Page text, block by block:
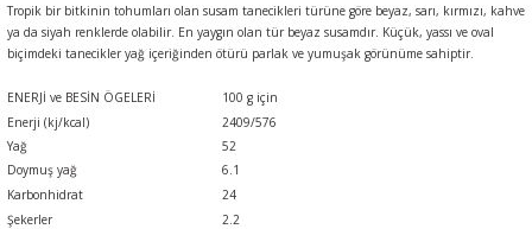
Tropik bir bitkinin tohumları olan susam tanecikleri türüne göre beyaz, sarı, kırmızı, kahve
ya da siyah renklerde olabilir. En yaygın olan tür beyaz susamdır. Küçük, yassı ve oval
biçimdeki tanecikler yağ içeriğinden ötürü parlak ve yumuşak görünüme sahiptir.
ENERJİ ve BESİN ÖGELERİ
100 g için
Enerji (kj/kcal)
2409/576
Yağ
52
Doymuş yağ
6.1
Karbonhidrat
24
Şekerler
2.2